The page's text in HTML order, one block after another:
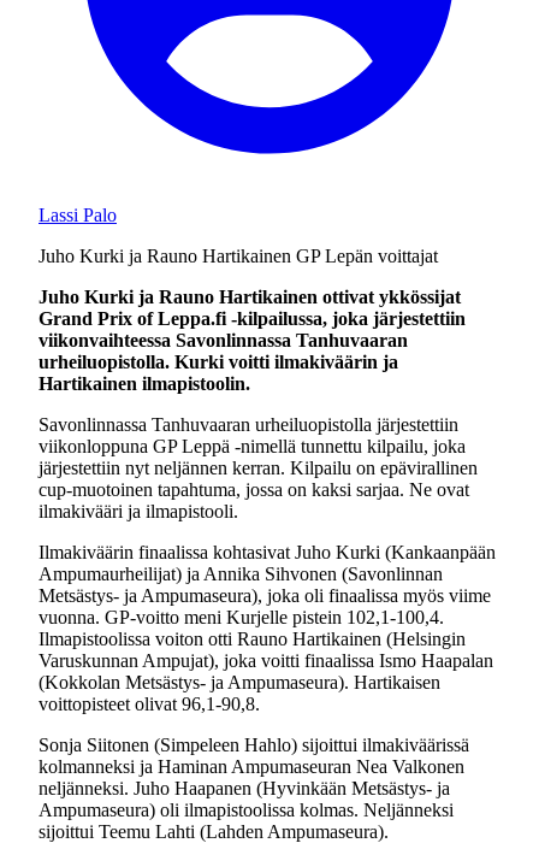
Lassi Palo
Juho Kurki ja Rauno Hartikainen GP Lepän voittajat
Juho Kurki ja Rauno Hartikainen ottivat ykkössijat
Grand Prix of Leppa.fi -kilpailussa, joka järjestettiin
viikonvaihteessa Savonlinnassa Tanhuvaaran
urheiluopistolla. Kurki voitti ilmakiväärin ja
Hartikainen ilmapistoolin.
Savonlinnassa Tanhuvaaran urheiluopistolla järjestettiin
viikonloppuna GP Leppä -nimellä tunnettu kilpailu, joka
järjestettiin nyt neljännen kerran. Kilpailu on epävirallinen
cup-muotoinen tapahtuma, jossa on kaksi sarjaa. Ne ovat
ilmakivääri ja ilmapistooli.
Ilmakiväärin finaalissa kohtasivat Juho Kurki (Kankaanpään
Ampumaurheilijat) ja Annika Sihvonen (Savonlinnan
Metsästys- ja Ampumaseura), joka oli finaalissa myös viime
vuonna. GP-voitto meni Kurjelle pistein 102,1-100,4.
Ilmapistoolissa voiton otti Rauno Hartikainen (Helsingin
Varuskunnan Ampujat), joka voitti finaalissa Ismo Haapalan
(Kokkolan Metsästys- ja Ampumaseura). Hartikaisen
voittopisteet olivat 96,1-90,8.
Sonja Siitonen (Simpeleen Hahlo) sijoittui ilmakiväärissä
kolmanneksi ja Haminan Ampumaseuran Nea Valkonen
neljänneksi. Juho Haapanen (Hyvinkään Metsästys- ja
Ampumaseura) oli ilmapistoolissa kolmas. Neljänneksi
sijoittui Teemu Lahti (Lahden Ampumaseura).